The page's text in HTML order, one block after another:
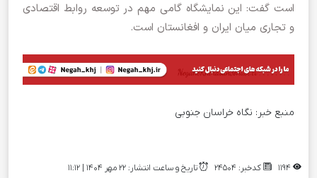
است گفت: این نمایشگاه گامی مهم در توسعه روابط اقتصادی
و تجاری میان ایران و افغانستان است.
منبع خبر: نگاه خراسان جنوبی
کدخبر: 24504 تاریخ و ساعت انتشار: ۲۲ مهر ۱۴۰۴ | 11:12